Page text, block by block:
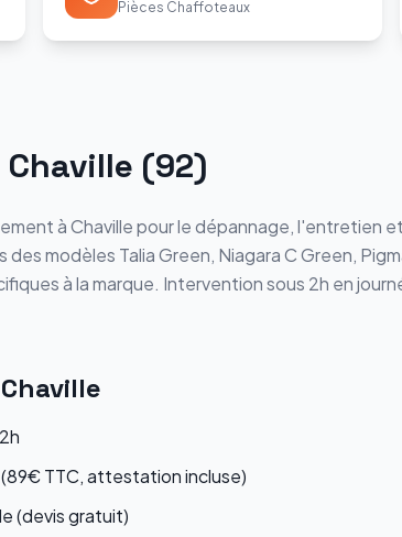
Pièces Chaffoteaux
Chaville (92)
àChavillepour le dépannage, l'entretien et
des modèles Talia Green, Niagara C Green,
à la marque. Intervention sous 2h en
Chaville
TTC, attestation incluse)
(devis gratuit)